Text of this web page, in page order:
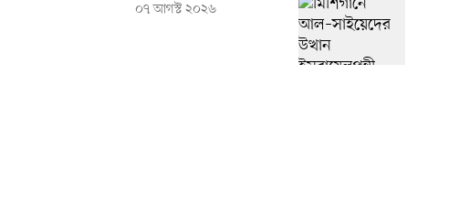
০৭ আগস্ট ২০২৬